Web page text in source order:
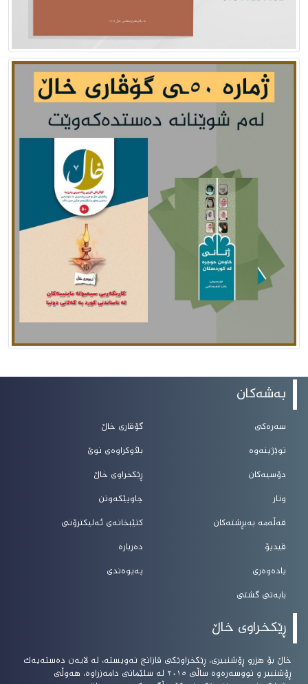
بەشەکان
سەرەکی
توێژینەوە
دۆسیەکان
وتار
گۆڤاری خاڵ
بڵاوکراوەی نوێ
ڕێکخراوی خاڵ
چاوپێکەوتن
قەڵەمە بەبڕشتەکان
ڤیدیۆ
یادەوەری
بابەتی گشتی
کتێبخانەی ئەلیکترۆنی
دەربارە
پەیوەندی
ڕێکخراوی خاڵ
خاڵ بۆ هزرو ڕۆشنبیرى، ڕێکخراوێکى قازانج نەویستە، لە لایەن دەستەیەک
ڕۆشنبیر و نووسەرەوە ساڵى ٢٠١٥ لە سلێمانى دامەزراوە، هەوڵى